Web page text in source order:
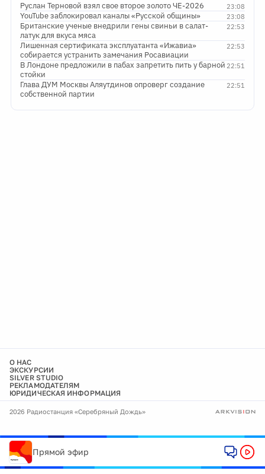
23:08
Руслан Терновой взял свое второе золото ЧЕ-2026
23:08
YouTube заблокировал каналы «Русской общины»
22:53
Британские ученые внедрили гены свиньи в салат-
латук для вкуса мяса
22:53
Лишенная сертификата эксплуатанта «Ижавиа»
собирается устранить замечания Росавиации
22:51
В Лондоне предложили в пабах запретить пить у барной
стойки
22:51
Глава ДУМ Москвы Аляутдинов опроверг создание
собственной партии
О НАС
ЭКСКУРСИИ
SILVER STUDIO
РЕКЛАМОДАТЕЛЯМ
ЮРИДИЧЕСКАЯ ИНФОРМАЦИЯ
2026 Радиостанция «Серебряный Дождь»
Прямой эфир